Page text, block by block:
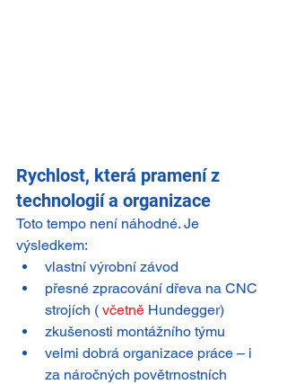
Rychlost, která pramení z
technologií a organizace
Toto tempo není náhodné. Je
výsledkem:
vlastní výrobní závod
přesné zpracování dřeva na CNC
strojích ( včetně Hundegger)
zkušenosti montážního týmu
velmi dobrá organizace práce – i
za náročných povětrnostních